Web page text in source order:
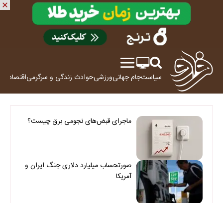
سیاستجام جهانیورزشیحوادث زندگی و سرگرمیاقتصاد
ماجرای قبض‌های نجومی برق چیست؟
صورتحساب میلیارد دلاری جنگ ایران و
آمریکا